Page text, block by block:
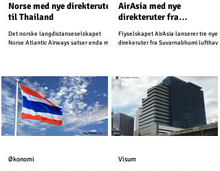
Norse med nye direkteruter
til Thailand
Det norske langdistanseselskapet
Norse Atlantic Airways satser enda mer
AirAsia med nye
direkteruter fra
Suvarnabhumi lufthavn
Flyselskapet AirAsia lanserer tre nye
direkeruter fra Suvarnabhumi lufthavn.
Økonomi Visum